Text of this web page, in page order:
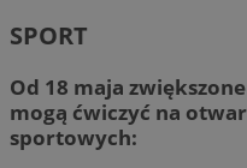
SPORT
Od 18 maja
mogą ćwiczyć na
sportowych: